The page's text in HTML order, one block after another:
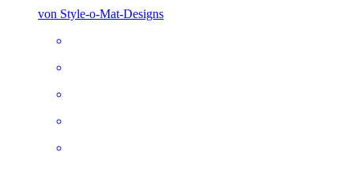
von Style-o-Mat-Designs